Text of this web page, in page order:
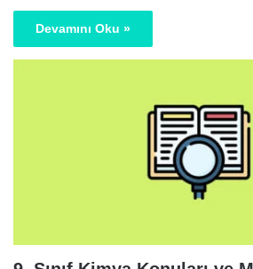
Devamını Oku »